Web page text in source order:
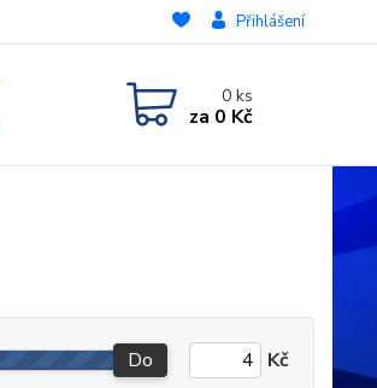
Přihlášení
0ks
za 0 Kč
Do Kč